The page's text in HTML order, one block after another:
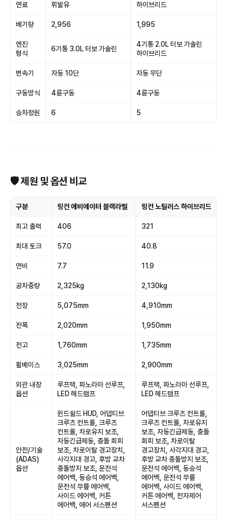
연료 휘발유 하이브리드
배기량 2,956 1,995
엔진
형식
6기통 3.0L 터보 가솔린
4기통 2.0L 터보 가솔린
하이브리드
변속기 자동 10단 자동 무단
구동방식 4륜구동 4륜구동
승차정원 6 5
🛡 제원 및 옵션 비교
구분 링컨 에비에이터 블랙라벨 링컨 노틸러스 하이브리드
최고 출력 406 321
최대 토크 57.0 40.8
연비 7.7 11.9
공차중량 2,325kg 2,130kg
전장 5,075mm 4,910mm
전폭 2,020mm 1,950mm
전고 1,760mm 1,735mm
휠베이스 3,025mm 2,900mm
외관 내장
옵션
루프랙, 파노라마 선루프,
LED 헤드램프
루프랙, 파노라마 선루프,
LED 헤드램프
안전/기술
(ADAS)
옵션
윈드쉴드 HUD, 어댑티브
크루즈 컨트롤, 크루즈
컨트롤, 차로유지 보조,
자동긴급제동, 충돌 회피
보조, 차로이탈 경고장치,
사각지대 경고, 후방 교차
충돌방지 보조, 운전석
에어백, 동승석 에어백,
운전석 무릎 에어백,
사이드 에어백, 커튼
에어백, 에어 서스펜션
어댑티브 크루즈 컨트롤,
크루즈 컨트롤, 차로유지
보조, 자동긴급제동, 충돌
회피 보조, 차로이탈
경고장치, 사각지대 경고,
후방 교차 충돌방지 보조,
운전석 에어백, 동승석
에어백, 운전석 무릎
에어백, 사이드 에어백,
커튼 에어백, 전자제어
서스펜션